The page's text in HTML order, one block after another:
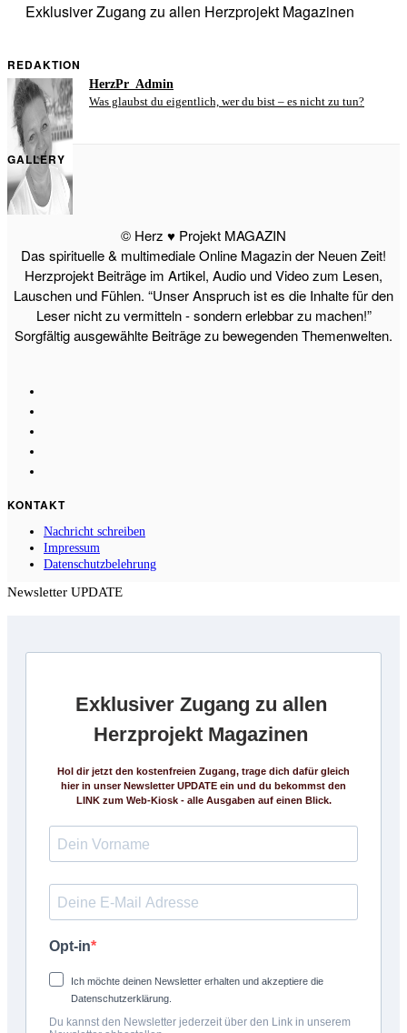
Exklusiver Zugang zu allen Herzprojekt Magazinen
REDAKTION
HerzPr_Admin
Was glaubst du eigentlich, wer du bist – es nicht zu tun?
GALLERY
© Herz ♥ Projekt MAGAZIN
Das spirituelle & multimediale Online Magazin der Neuen Zeit!
Herzprojekt Beiträge im Artikel, Audio und Video zum Lesen,
Lauschen und Fühlen. “Unser Anspruch ist es die Inhalte für den
Leser nicht zu vermitteln - sondern erlebbar zu machen!”
Sorgfältig ausgewählte Beiträge zu bewegenden Themenwelten.
KONTAKT
Nachricht schreiben
Impressum
Datenschutzbelehrung
Newsletter UPDATE